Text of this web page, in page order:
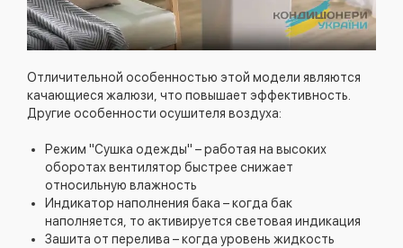
Отличительной особенностью этой модели являются
качающиеся жалюзи, что повышает эффективность.
Другие особенности осушителя воздуха:
Режим "Сушка одежды" – работая на высоких
оборотах вентилятор быстрее снижает
относильную влажность
Индикатор наполнения бака – когда бак
наполняется, то активируется световая индикация
Зашита от перелива – когда уровень жидкость